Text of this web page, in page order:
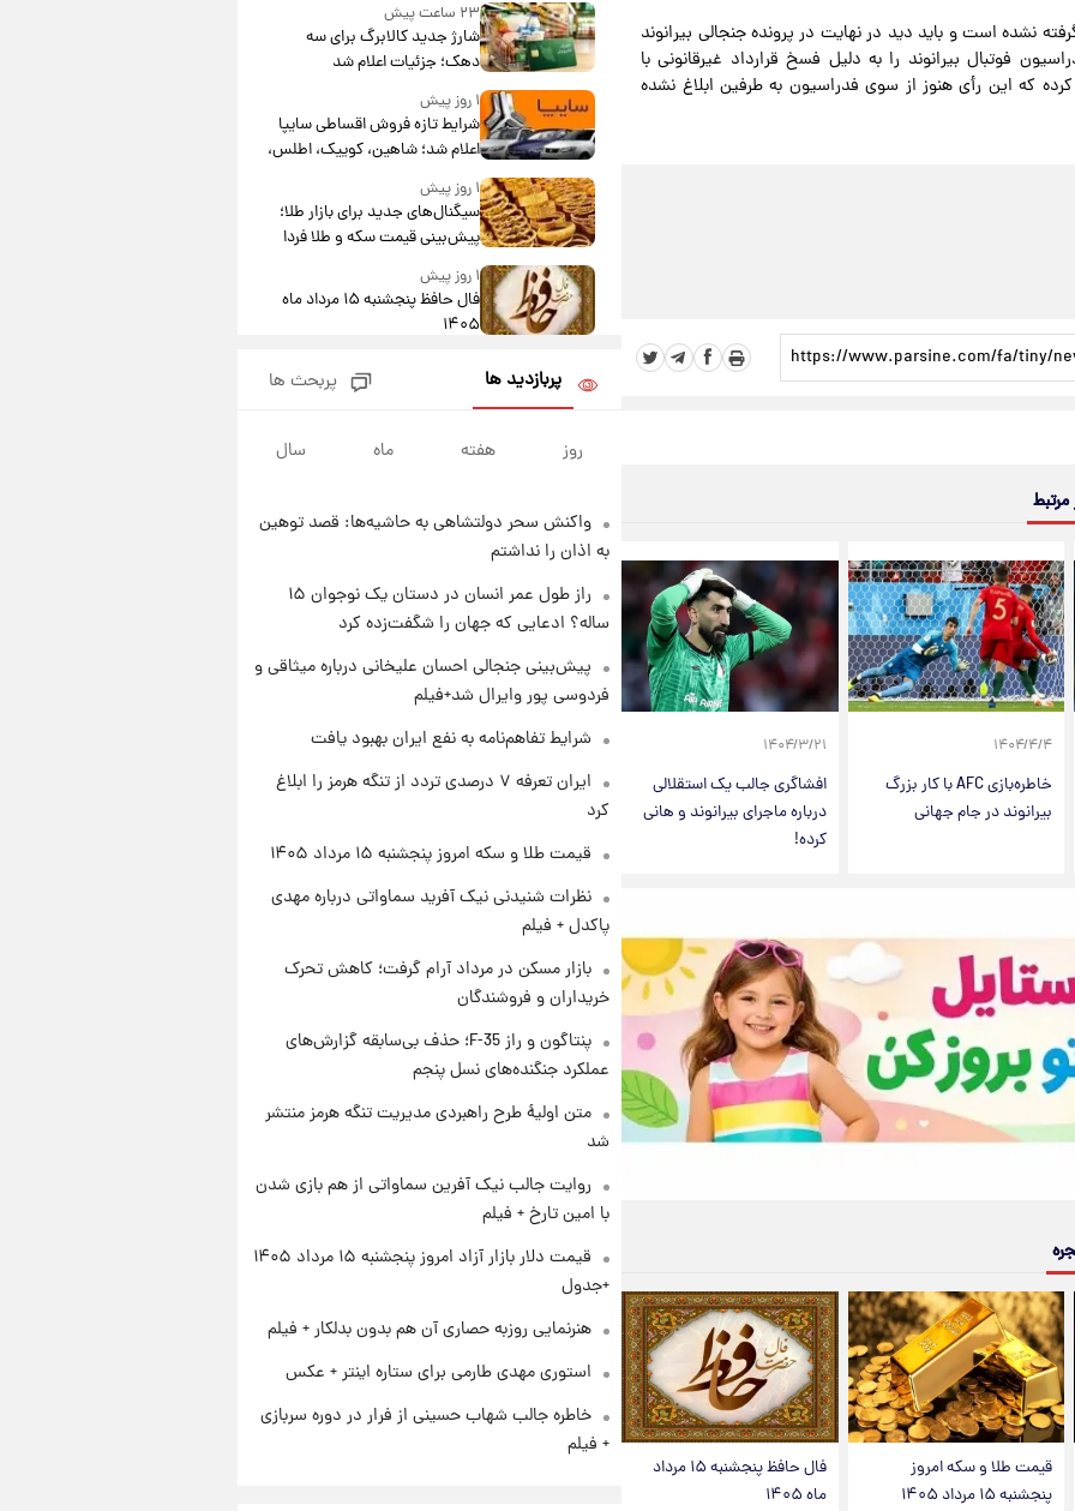
نشده است و باید دید در نهایت در پرونده جنجالی بیرانوند
فوتبال بیرانوند را به دلیل فسخ قرارداد غیرقانونی با
۲۰ میلیارد تومان جریمه کرده که این رأی هنوز از سوی فدراسیون به طرفین ابلاغ نشده
مرتبط
۱۴۰۴/۴/۴
خاطره‌بازی AFC با کار بزرگ
بیرانوند در جام جهانی
۱۴۰۴/۳/۲۱
افشاگری جالب یک استقلالی
درباره ماجرای بیرانوند و هانی
کرده!
قیمت طلا و سکه امروز
پنجشنبه ۱۵ مرداد ۱۴۰۵
فال حافظ پنجشنبه ۱۵ مرداد
ماه ۱۴۰۵
۲۳ ساعت پیش
شارژ جدید کالابرگ برای سه
دهک؛ جزئیات اعلام شد
۱ روز پیش
شرایط تازه فروش اقساطی سایپا
اعلام شد؛ شاهین، کوییک، اطلس،
سهند و ساینا با اقساط بلندمدت +
جدول۱ روز پیش
سیگنال‌های جدید برای بازار طلا؛
پیش‌بینی قیمت سکه و طلا فردا
۱ روز پیش
فال حافظ پنجشنبه ۱۵ مرداد ماه
۱۴۰۵
فال قهوه روزانه پنجشنبه ۱۵ مرداد
ماه ۱۴۰۵
۱ روز پیش
چهارشنبه ۱۴ مرداد + جدول
۱ روز پیش
تولید سایپا؛ نام خودرو، مبلغ پیش
پرداخت و زمان تحویل | سود
مشارکت چند درصد است؟
پربازدید ها پربحث ها
روز هفته ماه سال
واکنش سحر دولتشاهی به حاشیه‌ها: قصد توهین
به اذان را نداشتم
راز طول عمر انسان در دستان یک نوجوان ۱۵
ساله؟ ادعایی که جهان را شگفت‌زده کرد
پیش‌بینی جنجالی احسان علیخانی درباره میثاقی و
فردوسی پور وایرال شد+فیلم
شرایط تفاهم‌نامه به نفع ایران بهبود یافت
ایران تعرفه ۷ درصدی تردد از تنگه هرمز را ابلاغ
کرد
قیمت طلا و سکه امروز پنجشنبه ۱۵ مرداد ۱۴۰۵
نظرات شنیدنی نیک آفرید سماواتی درباره مهدی
پاکدل + فیلم
بازار مسکن در مرداد آرام گرفت؛ کاهش تحرک
خریداران و فروشندگان
پنتاگون و راز F-35؛ حذف بی‌سابقه گزارش‌های
عملکرد جنگنده‌های نسل پنجم
متن اولیۀ طرح راهبردی مدیریت تنگه هرمز منتشر
شد
روایت جالب نیک آفرین سماواتی از هم بازی شدن
با امین تارخ + فیلم
قیمت دلار بازار آزاد امروز پنجشنبه ۱۵ مرداد ۱۴۰۵
+جدول
هنرنمایی روزبه حصاری آن هم بدون بدلکار + فیلم
استوری مهدی طارمی برای ستاره اینتر + عکس
خاطره جالب شهاب حسینی از فرار در دوره سربازی
+ فیلم